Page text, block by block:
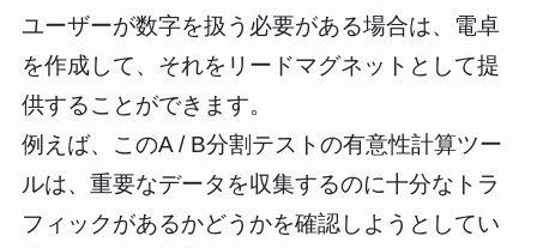
ユーザーが数字を扱う必要がある場合は、電卓
を作成して、それをリードマグネットとして提
供することができます。
例えば、このA / B分割テストの有意性計算ツー
ルは、重要なデータを収集するのに十分なトラ
フィックがあるかどうかを確認しようとしてい